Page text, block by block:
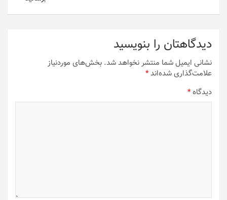
اگر در فهرست گوشی های چینی جستجو کنید به Ulefone Note
دارد در حالی که نزدیک 3 میلیون تومان در سایت اپراتور به فروش
گذاشته شده است. این هم شیوه جدیدی برای حمایت از مصرف
برچسب‌ها:باندل,گوشی ایرانی